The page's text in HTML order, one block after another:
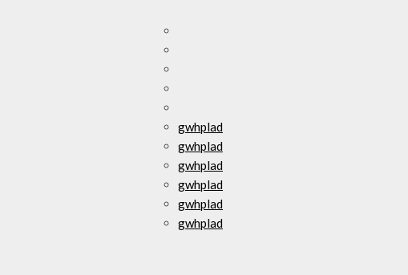
gwhplad
gwhplad
gwhplad
gwhplad
gwhplad
gwhplad